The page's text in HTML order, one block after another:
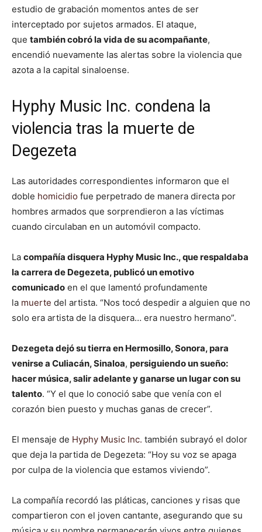
estudio de grabación momentos antes de ser
interceptado por sujetos armados. El ataque,
que también cobró la vida de su acompañante,
encendió nuevamente las alertas sobre la violencia que
azota a la capital sinaloense.
Hyphy Music Inc. condena la
violencia tras la muerte de
Degezeta
Las autoridades correspondientes informaron que el
doble homicidio fue perpetrado de manera directa por
hombres armados que sorprendieron a las víctimas
cuando circulaban en un automóvil compacto.
La compañía disquera Hyphy Music Inc., que respaldaba
la carrera de Degezeta, publicó un emotivo
comunicado en el que lamentó profundamente
la muerte del artista. “Nos tocó despedir a alguien que no
solo era artista de la disquera… era nuestro hermano”.
Dezegeta dejó su tierra en Hermosillo, Sonora, para
venirse a Culiacán, Sinaloa, persiguiendo un sueño:
hacer música, salir adelante y ganarse un lugar con su
talento. “Y el que lo conoció sabe que venía con el
corazón bien puesto y muchas ganas de crecer”.
El mensaje de Hyphy Music Inc. también subrayó el dolor
que deja la partida de Degezeta: “Hoy su voz se apaga
por culpa de la violencia que estamos viviendo”.
La compañía recordó las pláticas, canciones y risas que
compartieron con el joven cantante, asegurando que su